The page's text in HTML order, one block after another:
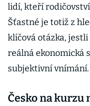
lidí, kteří
Šťastné je totiž z
klíčová otázka,
reálná ekonomická
subjektivní vnímání.
Česko na